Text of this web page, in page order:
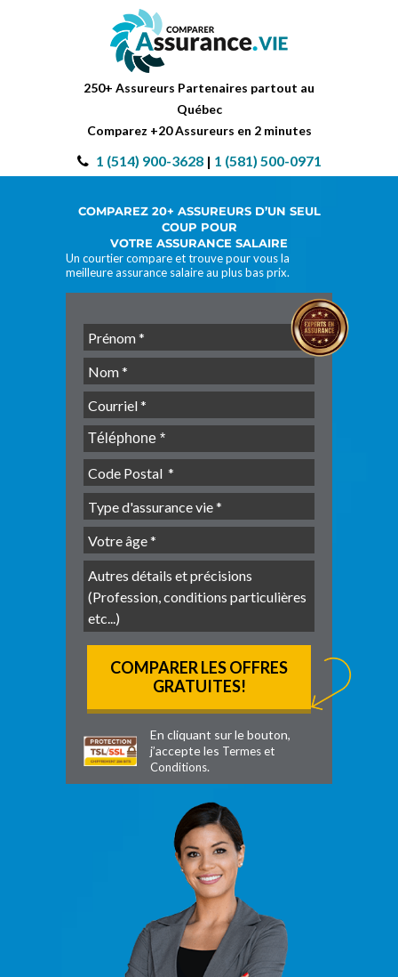
250+ Assureurs Partenaires partout au
Québec
Comparez +20 Assureurs en 2 minutes
1 (514) 900-3628| 1 (581) 500-0971
COMPAREZ 20+ ASSUREURS D’UN SEUL
COUP POUR
VOTRE ASSURANCE SALAIRE
Un courtier compare et trouve pour vous la
meilleure assurance salaire au plus bas prix.
En cliquant sur le bouton,
j’accepte les Termes et
Conditions.